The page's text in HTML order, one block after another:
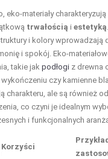
eko-materiały charakteryzują
trwałością i estetyką.
i kolory wprowadzają
i spokój. Eko-
takie jak podłogi z drewna
czy kamienne
charakteru, ale są również
co czyni je idealnym
i funkcjonalnych
Korzyści